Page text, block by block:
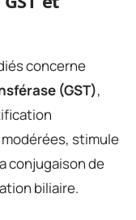
concerne
(GST),
stimule
conjugaison de
biliaire.